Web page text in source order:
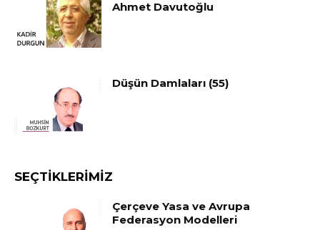
Ahmet Davutoğlu
Düşün Damlaları (55)
SEÇTIKLERIMIZ
Çerçeve Yasa ve Avrupa
Federasyon Modelleri